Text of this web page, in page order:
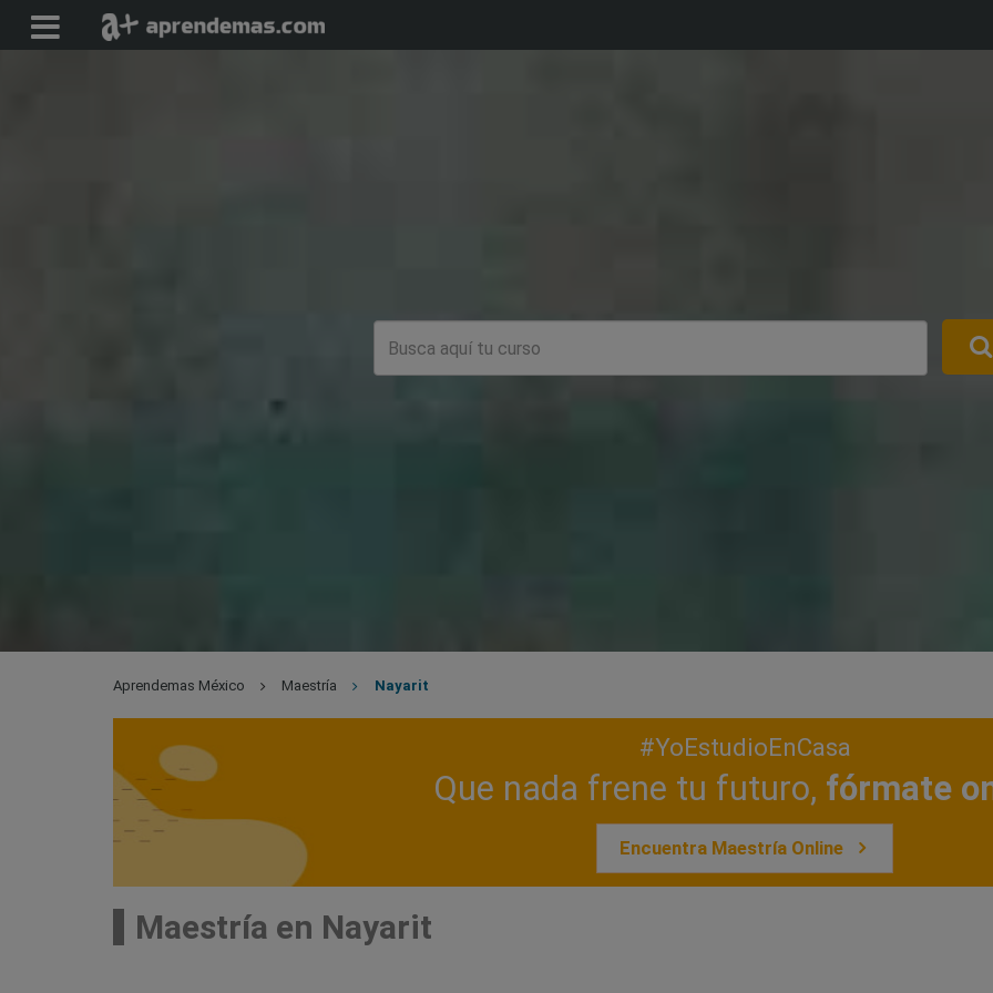
Aprendemas México Maestría Nayarit
#YoEstudioEnCasa
Que nada frene tu futuro, fórmate
Encuentra Maestría Online
Maestría en Nayarit